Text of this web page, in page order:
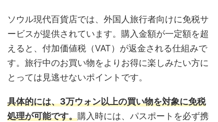
ソウル現代百貨店では、外国人旅行者向けに免税サ
ービスが提供されています。購入金額が一定額を超
えると、付加価値税（VAT）が返金される仕組みで
す。旅行中のお買い物をよりお得に楽しみたい方に
とっては見逃せないポイントです。
具体的には、3万ウォン以上の買い物を対象に免税
処理が可能です。購入時には、パスポートを必ず携